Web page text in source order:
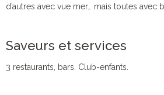
d’autres avec vue mer… mais toutes avec
Saveurs et services
3 restaurants, bars. Club-enfants.